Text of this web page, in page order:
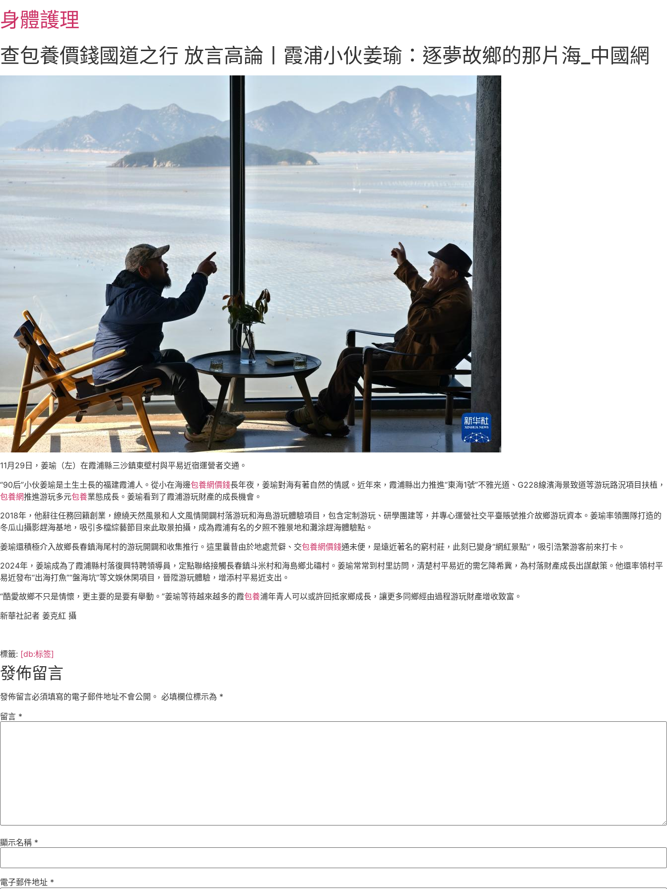
至
主
內
容
身體護理
查包養價錢國道之行 放言高論丨霞浦小伙姜瑜：逐夢故鄉的那片海_中國網
11月29日，姜瑜（左）在霞浦縣三沙鎮東壁村與平易近宿運營者交通。
“90后”小伙姜瑜是土生土長的福建霞浦人。從小在海邊包養網價錢長年夜，姜瑜對海有著自然的情感。近年來，霞浦縣出力推進“東海1號”不雅光道、G228線濱海景致道等游玩路況項目扶植，
包養網推進游玩多元包養業態成長。姜瑜看到了霞浦游玩財產的成長機會。
2018年，他辭往任務回籍創業，繚繞天然風景和人文風情開闢村落游玩和海島游玩體驗項目，包含定制游玩、研學團建等，并專心運營社交平臺賬號推介故鄉游玩資本。姜瑜率領團隊打造的
冬瓜山攝影趕海基地，吸引多檔綜藝節目來此取景拍攝，成為霞浦有名的夕照不雅景地和灘涂趕海體驗點。
姜瑜還積極介入故鄉長春鎮海尾村的游玩開闢和收集推行。這里曩昔由於地處荒僻、交包養網價錢通未便，是遠近著名的窮村莊，此刻已變身“網紅景點”，吸引浩繁游客前來打卡。
2024年，姜瑜成為了霞浦縣村落復興特聘領導員，定點聯絡接觸長春鎮斗米村和海島鄉北礵村。姜瑜常常到村里訪問，清楚村平易近的需乞降希冀，為村落財產成長出謀獻策。他還率領村平
易近發布“出海打魚”“盤海坑”等文娛休閑項目，晉陞游玩體驗，增添村平易近支出。
“酷愛故鄉不只是情懷，更主要的是要有舉動。”姜瑜等待越來越多的霞包養浦年青人可以或許回抵家鄉成長，讓更多同鄉經由過程游玩財產增收致富。
新華社記者 姜克紅 攝
標籤: [db:标签]
發佈留言
發佈留言必須填寫的電子郵件地址不會公開。 必填欄位標示為 *
留言 *
顯示名稱 *
電子郵件地址 *